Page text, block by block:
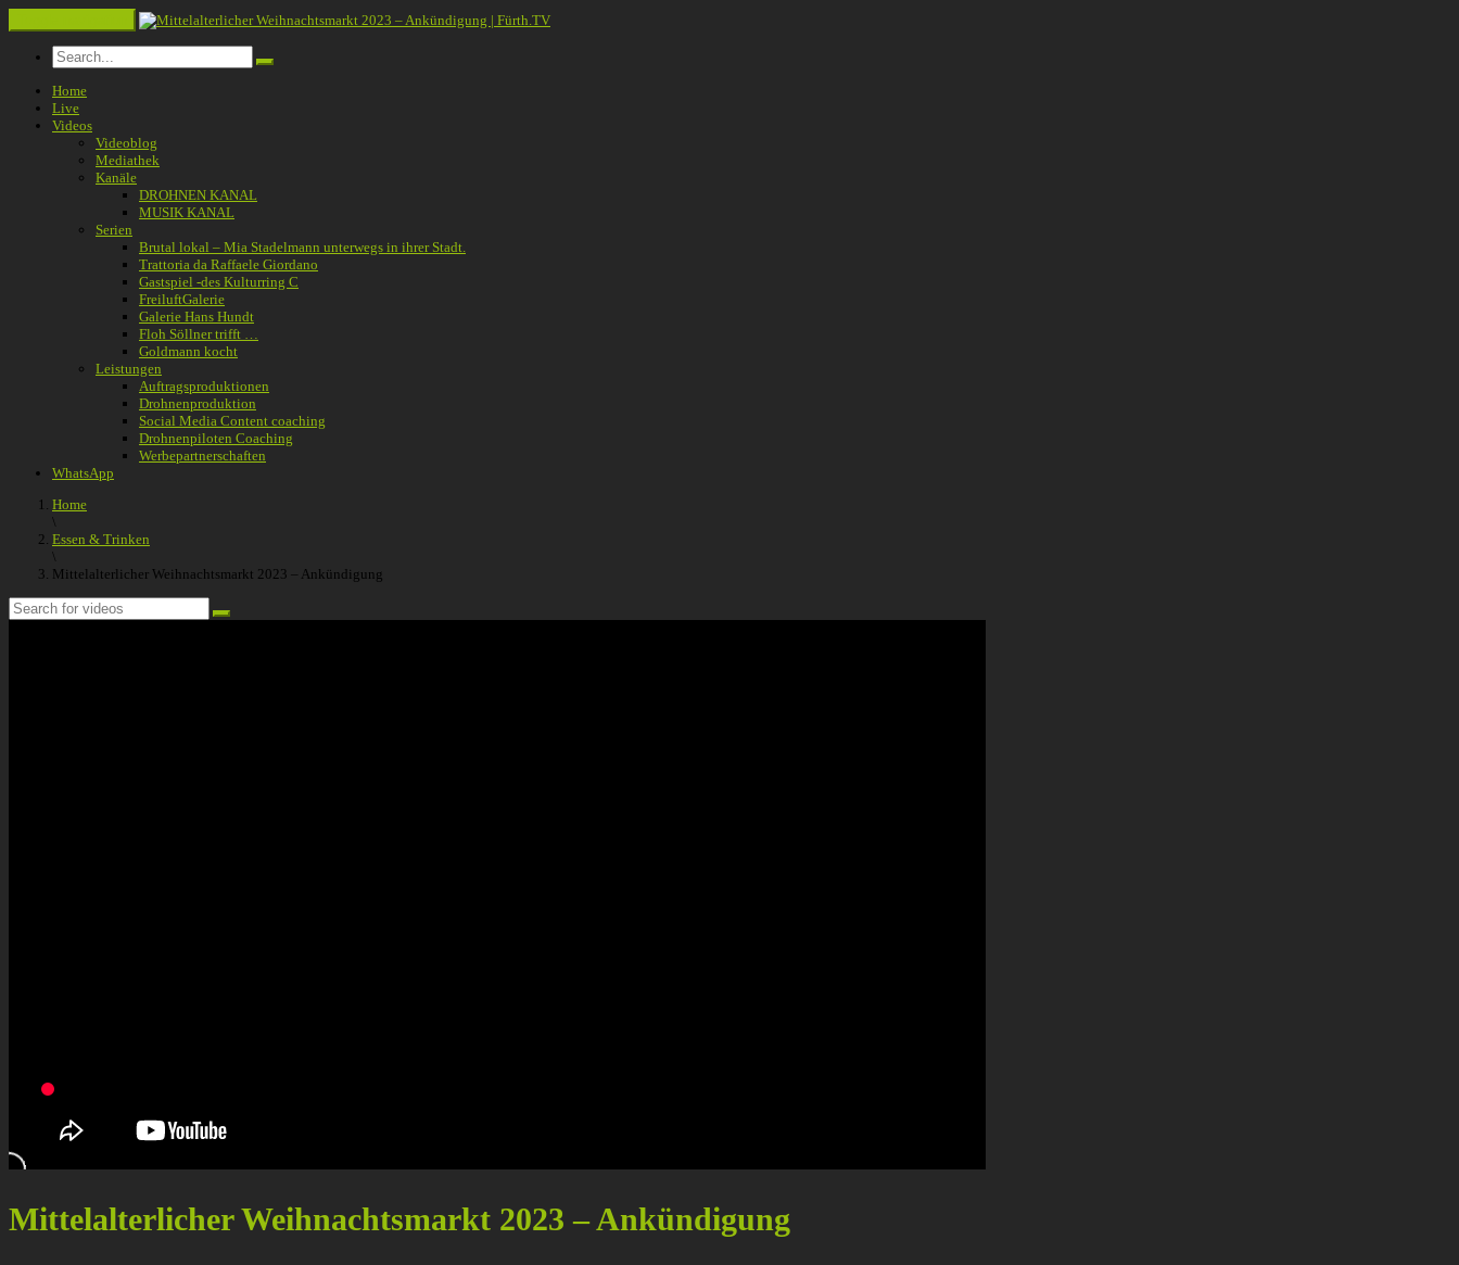
Home
Live
Videos
Videoblog
Mediathek
Kanäle
DROHNEN KANAL
MUSIK KANAL
Serien
Brutal lokal – Mia Stadelmann unterwegs in ihrer Stadt.
Trattoria da Raffaele Giordano
Gastspiel -des Kulturring C
FreiluftGalerie
Galerie Hans Hundt
Floh Söllner trifft …
Goldmann kocht
Leistungen
Auftragsproduktionen
Drohnenproduktion
Social Media Content coaching
Drohnenpiloten Coaching
Werbepartnerschaften
WhatsApp
Home
\
Essen & Trinken
\
Mittelalterlicher Weihnachtsmarkt 2023 – Ankündigung
Mittelalterlicher Weihnachtsmarkt 2023 – Ankündigung